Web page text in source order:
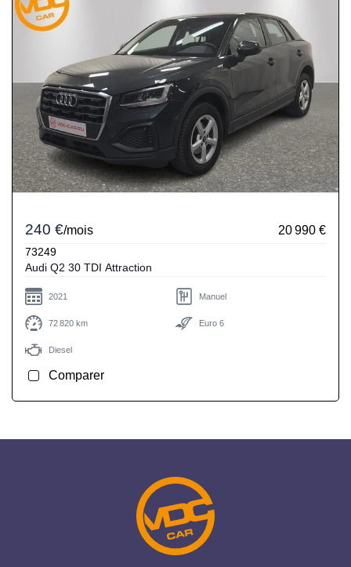
240 €/mois 20 990 €
73249
Audi Q2 30 TDI Attraction
2021 Manuel
72 820 km Euro 6
Diesel
Comparer